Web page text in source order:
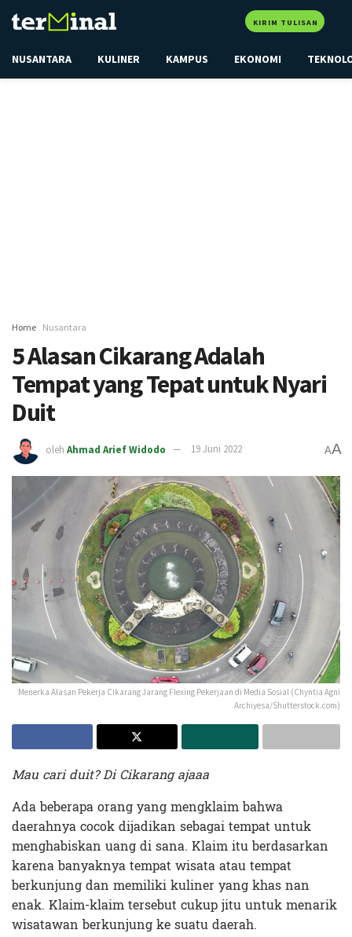
KIRIM TULISAN
NUSANTARA KULINER KAMPUS EKONOMI
Home Nusantara
5 Alasan Cikarang Adalah
Tempat yang Tepat untuk Nyari
Duit
oleh Ahmad Arief Widodo 19 Juni 2022 AA
Menerka Alasan Pekerja Cikarang Jarang Flexing Pekerjaan di Media Sosial (Chyntia Agni
Archiyesa/Shutterstock.com)
Mau cari duit? Di Cikarang ajaaa
Ada beberapa orang yang mengklaim bahwa
daerahnya cocok dijadikan sebagai tempat untuk
menghabiskan uang di sana. Klaim itu berdasarkan
karena banyaknya tempat wisata atau tempat
berkunjung dan memiliki kuliner yang khas nan
enak. Klaim-klaim tersebut cukup jitu untuk menarik
wisatawan berkunjung ke suatu daerah.